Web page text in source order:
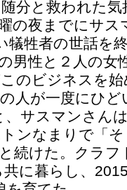
分と救われた
の夜までにサス
犠牲者の世話を
男性と２人の女
のビジネスを
人が一度にひ
サスマンさん
ンなまりで「
続けた。クラ
に暮らし、